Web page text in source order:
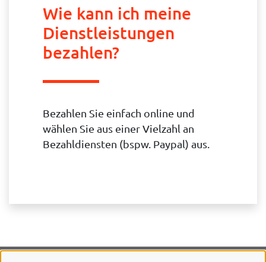
Wie kann ich meine
Dienstleistungen
bezahlen?
Bezahlen Sie einfach online und
wählen Sie aus einer Vielzahl an
Bezahldiensten (bspw. Paypal) aus.